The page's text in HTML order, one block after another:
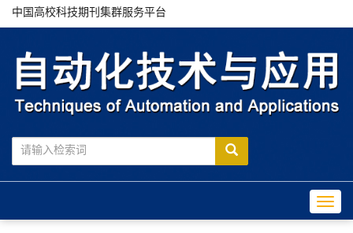
中国高校科技期刊集群服务平台